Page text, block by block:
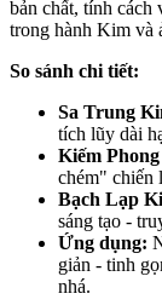
bản chất, tính cách
trong hành Kim và
So sánh chi tiết:
Sa Trung
tích lũy dài
Kiếm
chém" chiến
Bạch Lạp
sáng tạo -
Ứng dụng:
giản - tinh
nhá.